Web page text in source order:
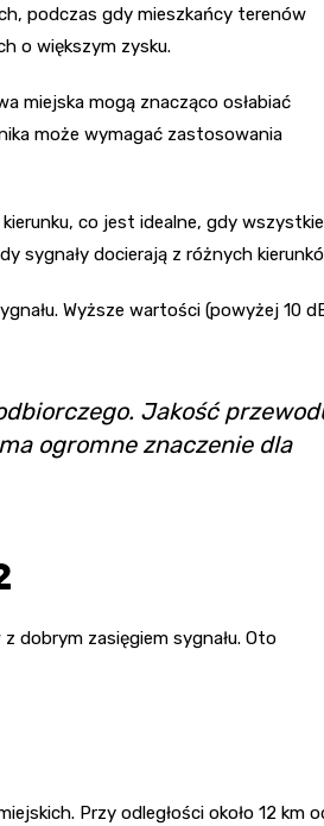
podczas gdy mieszkańcy terenów
o większym zysku.
miejska mogą znacząco osłabiać
może wymagać zastosowania
co jest idealne, gdy wszystkie
sygnały docierają z różnych
Wyższe wartości (powyżej 10
Jakość
ogromne znaczenie dla
dobrym zasięgiem sygnału. Oto
Przy odległości około 12 km